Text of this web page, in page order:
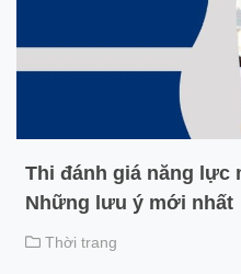
Thi đánh giá năng lực
Những lưu ý mới nhất
Thời trang